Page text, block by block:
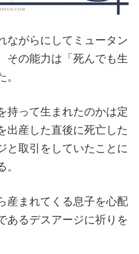
ながらにしてミュータン
その能力は「死んでも生
持って生まれたのかは定
出産した直後に死亡した
と取引をしていたことに
産まれてくる息子を心配
あるデスアージに祈りを